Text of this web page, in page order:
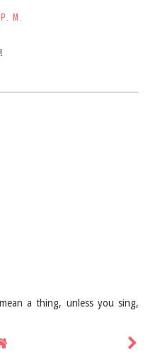
M.
a thing, unless you sing,